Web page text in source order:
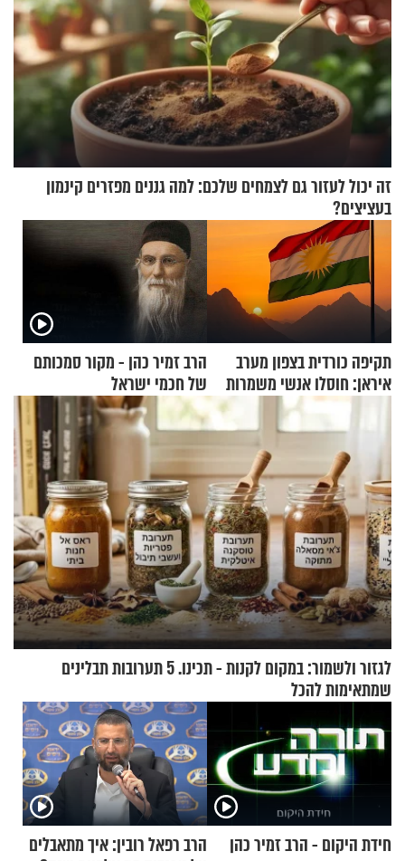
זה יכול לעזור גם לצמחים שלכם: למה גננים מפזרים קינמון
בעציצים?
תקיפה כורדית בצפון מערב
איראן: חוסלו אנשי משמרות
המהפכה
הרב זמיר כהן - מקור סמכותם
של חכמי ישראל
לגזור ולשמור: במקום לקנות - תכינו. 5 תערובות תבלינים
שמתאימות להכל
חידת היקום - הרב זמיר כהן
הרב רפאל רובין: איך מתאבלים